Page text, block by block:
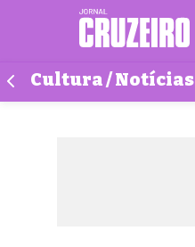
Cultura / Notícias